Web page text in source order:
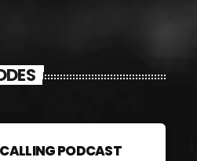
PODCAST